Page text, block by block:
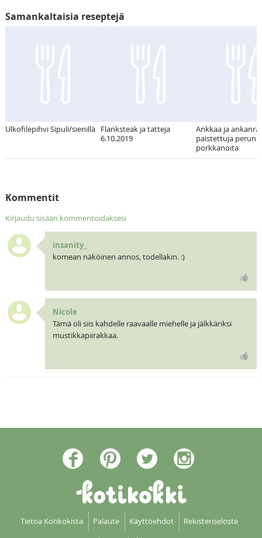
Samankaltaisia reseptejä
Ulkofilepihvi Sipuli/sienillä Flanksteak ja tatteja
6.10.2019
Ankkaa ja
paistettuja
porkkanoita
Kommentit
Kirjaudu sisään kommentoidaksesi
insanity_
komean näköinen annos, todellakin. :)
Nicole
Tämä oli siis kahdelle raavaalle miehelle ja jälkkäriksi
mustikkapiirakkaa.
Tietoa Kotikokista Palaute Käyttöehdot
Rekisteriseloste